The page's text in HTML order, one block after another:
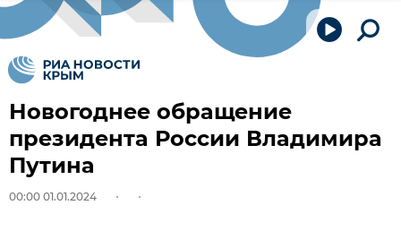
Новогоднее обращение
президента России Владимира
Путина
00:00 01.01.2024